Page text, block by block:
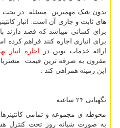
بدون شک مهمترین مسئله در بحث
های ثابت و جاری آن است. انبار
برای کسانی میباشد که قصد دارند
برای انباری اجاره کنند فراهم کرده
ارائه خدمات نوین در
اجاره انبار
مقرون به صرفه ترین قیمت
این زمینه همراهی کند .
نگهبانی ۲۴ ساعته
محوطه ی مجموعه و تمامی
به صورت شبانه روز تحت کنترل